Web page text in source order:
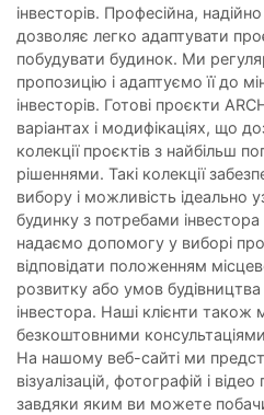
інвесторів. Професійна,
дозволяє легко адаптувати
побудувати будинок. Ми
пропозицію і адаптуємо її до
інвесторів. Готові проєкти
варіантах і модифікаціях, що
колекції проєктів з найбільш
рішеннями. Такі колекції
вибору і можливість ідеально
будинку з потребами
надаємо допомогу у виборі
відповідати положенням
розвитку або умов
інвестора. Наші клієнти
безкоштовними
На нашому веб-сайті ми
візуалізацій, фотографій і
завдяки яким ви можете